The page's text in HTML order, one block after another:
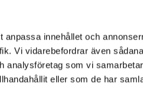
innehållet och
Vi vidarebefordrar även
analysföretag som vi
eller som de har